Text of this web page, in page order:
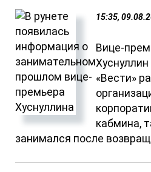
15:35,
Вице-
«Вести»
кабмина,
занимался после